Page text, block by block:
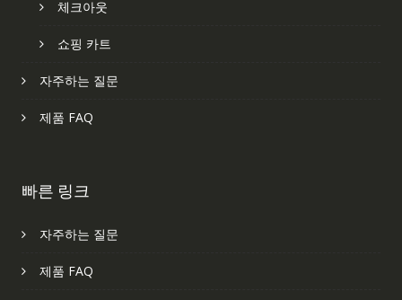
체크아웃
쇼핑 카트
자주하는 질문
제품 FAQ
빠른 링크
자주하는 질문
제품 FAQ